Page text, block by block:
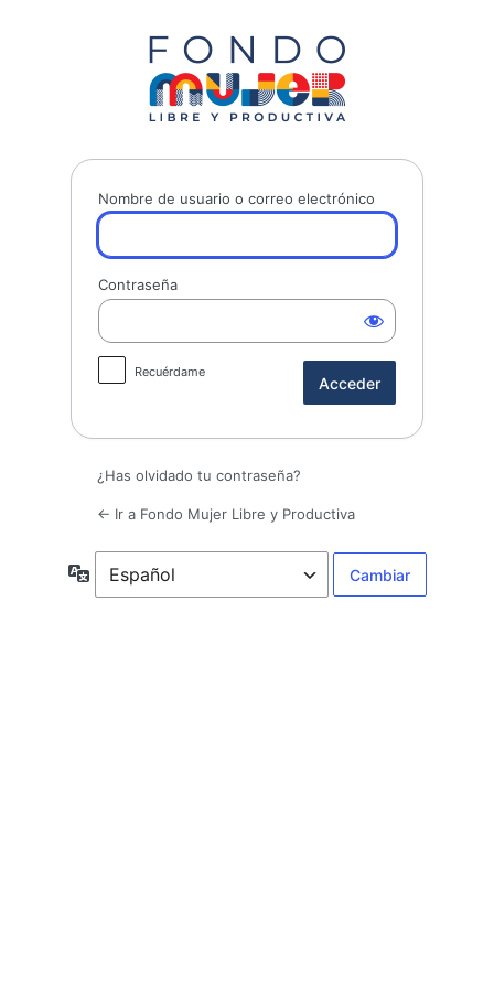
Nombre de usuario o correo electrónico
Contraseña
Recuérdame
¿Has olvidado tu contraseña?
← Ir a Fondo Mujer Libre y Productiva
Idioma